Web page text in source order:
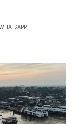
WHATSAPP